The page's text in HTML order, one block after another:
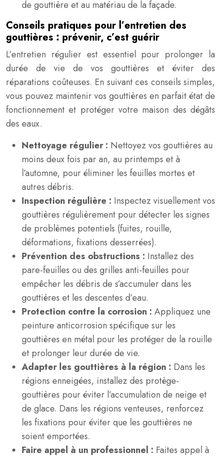
de gouttière et au matériau de la façade.
Conseils pratiques pour l’entretien des
gouttières : prévenir, c’est guérir
L’entretien régulier est essentiel pour prolonger la
durée de vie de vos gouttières et éviter des
réparations coûteuses. En suivant ces conseils simples,
vous pouvez maintenir vos gouttières en parfait état de
fonctionnement et protéger votre maison des dégâts
des eaux.
Nettoyage régulier : Nettoyez vos gouttières au
moins deux fois par an, au printemps et à
l’automne, pour éliminer les feuilles mortes et
autres débris.
Inspection régulière : Inspectez visuellement vos
gouttières régulièrement pour détecter les signes
de problèmes potentiels (fuites, rouille,
déformations, fixations desserrées).
Prévention des obstructions : Installez des
pare-feuilles ou des grilles anti-feuilles pour
empêcher les débris de s’accumuler dans les
gouttières et les descentes d’eau.
Protection contre la corrosion : Appliquez une
peinture anticorrosion spécifique sur les
gouttières en métal pour les protéger de la rouille
et prolonger leur durée de vie.
Adapter les gouttières à la région : Dans les
régions enneigées, installez des protège-
gouttières pour éviter l’accumulation de neige et
de glace. Dans les régions venteuses, renforcez
les fixations pour éviter que les gouttières ne
soient emportées.
Faire appel à un professionnel : Faites appel à